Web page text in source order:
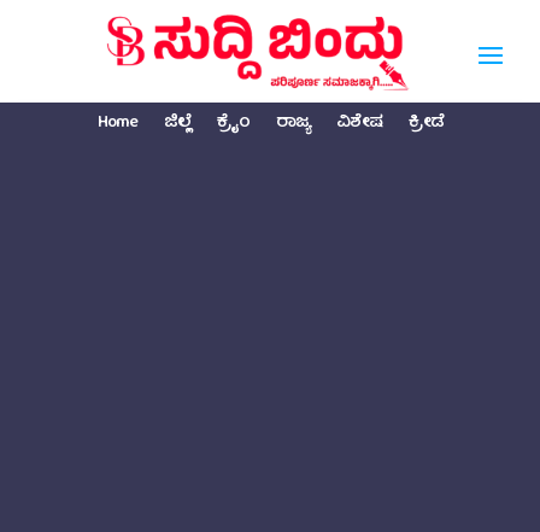
Home ಜಿಲ್ಲೆ ಕ್ರೈಂ ರಾಜ್ಯ ವಿಶೇಷ ಕ್ರೀಡೆ